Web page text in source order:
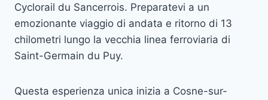
Cyclorail du Sancerrois. Preparatevi a un
emozionante viaggio di andata e ritorno di 13
chilometri lungo la vecchia linea ferroviaria di
Saint-Germain du Puy.
Questa esperienza unica inizia a Cosne-sur-